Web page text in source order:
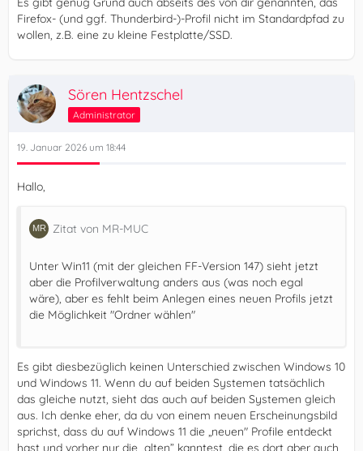
Firefox- (und ggf. Thunderbird-)-Profil nicht im Standardpfad zu
wollen, z.B. eine zu kleine Festplatte/SSD.
Sören Hentzschel
Administrator
19. Januar 2026 um 18:44
Hallo,
Zitat von MR-MUC
Unter Win11 (mit der gleichen FF-Version 147) sieht jetzt
aber die Profilverwaltung anders aus (was noch egal
wäre), aber es fehlt beim Anlegen eines neuen Profils jetzt
die Möglichkeit "Ordner wählen"
Es gibt diesbezüglich keinen Unterschied zwischen Windows 10
und Windows 11. Wenn du auf beiden Systemen tatsächlich
das gleiche nutzt, sieht das auch auf beiden Systemen gleich
aus. Ich denke eher, da du von einem neuen Erscheinungsbild
sprichst, dass du auf Windows 11 die „neuen" Profile entdeckt
hast und vorher nur die „alten” kanntest, die es dort aber auch